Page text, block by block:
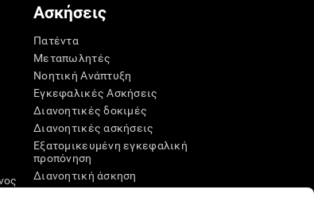
Ασκήσεις
Πατέντα
Μεταπωλητές
Νοητική Ανάπτυξη
Εγκεφαλικές Ασκήσεις
Διανοητικές δοκιμές
Διανοητικές ασκήσεις
Εξατομικευμένη εγκεφαλική
προπόνηση
Διανοητική άσκηση